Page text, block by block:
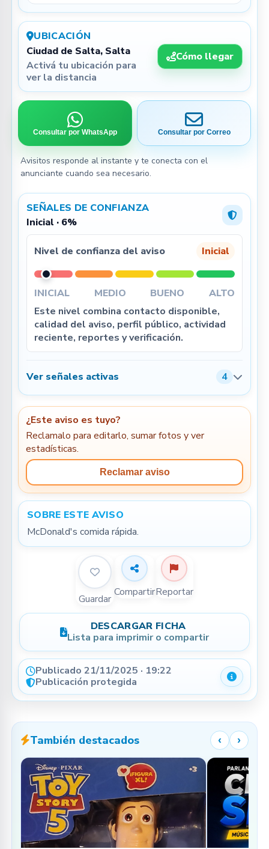
UBICACIÓN
Ciudad de Salta, Salta
Activá tu ubicación para
ver la distancia
Cómo llegar
Consultar por WhatsApp Consultar por Correo
Avisitos responde al instante y te conecta con el
anunciante cuando sea necesario.
SEÑALES DE CONFIANZA
Inicial · 6%
Nivel de confianza del aviso Inicial
INICIAL MEDIO BUENO
ALTO
Este nivel combina contacto disponible,
calidad del aviso, perfil público, actividad
reciente, reportes y verificación.
Ver señales activas 4
¿Este aviso es tuyo?
Reclamalo para editarlo, sumar fotos y ver
estadísticas.
Reclamar aviso
SOBRE ESTE AVISO
McDonald's comida rápida.
Guardar
CompartirReportar
DESCARGAR FICHA
Lista para imprimir o compartir
Publicado 21/11/2025 · 19:22
Publicación protegida
También destacados ‹ ›